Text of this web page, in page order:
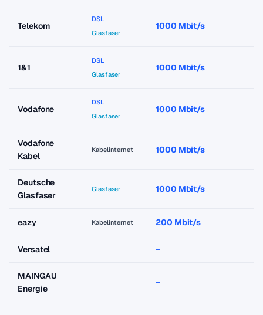
Telekom
DSL
Glasfaser
1000 Mbit/s
1&1
DSL
Glasfaser
1000 Mbit/s
Vodafone
DSL
Glasfaser
1000 Mbit/s
Vodafone
Kabel
Kabelinternet 1000 Mbit/s
Deutsche
Glasfaser
Glasfaser 1000 Mbit/s
eazy Kabelinternet 200 Mbit/s
Versatel –
MAINGAU
Energie
–